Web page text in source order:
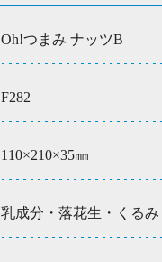
Oh!つまみ ナッツB
F282
110×210×35㎜
乳成分・落花生・くる